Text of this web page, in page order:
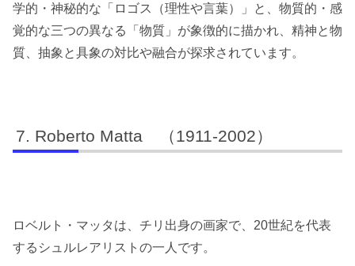
学的・神秘的な「ロゴス（理性や言葉）」と、物質的・感
覚的な三つの異なる「物質」が象徴的に描かれ、精神と物
質、抽象と具象の対比や融合が探求されています。
Roberto Matta （1911-2002）
ロベルト・マッタは、チリ出身の画家で、20世紀を代表
するシュルレアリストの一人です。